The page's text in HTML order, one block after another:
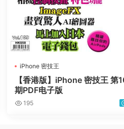
iPhone 密技王
【香港版】iPhone 密技王 第
期PDF电子版
195